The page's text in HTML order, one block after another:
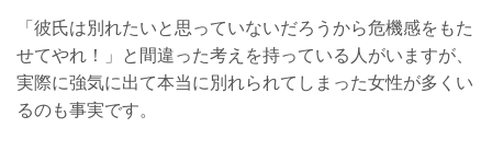
「彼氏は別れたいと思っていないだろうから危機感をもた
せてやれ！」と間違った考えを持っている人がいますが、
実際に強気に出て本当に別れられてしまった女性が多くい
るのも事実です。